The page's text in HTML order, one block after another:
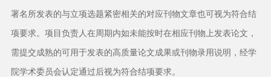
署名所发表的与立项选题紧密相关的对应刊物文章也可视为符合结
项要求。项目负责人在周期内如未能按时在相应刊物上发表论文，
需提交成熟的可用于发表的高质量论文成果或刊物录用说明，经学
院学术委员会认定通过后视为符合结项要求。